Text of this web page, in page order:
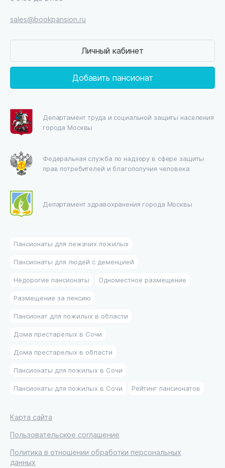
sales@bookpansion.ru
Личный кабинет
Добавить пансионат
Департамент труда и социальной защиты населения
города Москвы
Федеральная служба по надзору в сфере защиты
прав потребителей и благополучия человека
Департамент здравохранения города Москвы
Пансионаты для лежачих пожилых
Пансионаты для людей с деменцией
Недорогие пансионаты Одноместное размещение
Размещение за пенсию
Пансионат для пожилых в области
Дома престарелых в Сочи
Дома престарелых в области
Пансионаты для пожилых в Сочи
Пансионаты для пожилых в Сочи Рейтинг пансионатов
Карта сайта
Пользовательское соглашение
Политика в отношении обработки персональных
данных